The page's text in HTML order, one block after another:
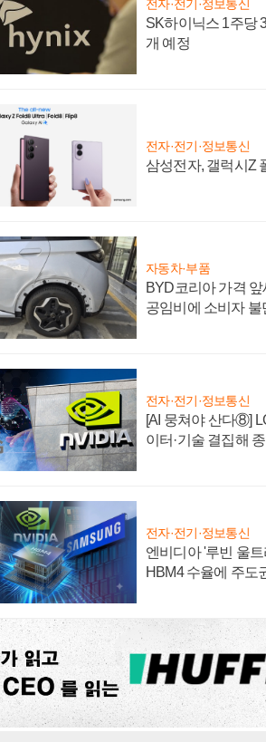
전자·전기·정보통신
SK하이닉스 1주당
개 예정
전자·전기·정보통신
삼성전자, 갤럭시Z
자동차·부품
BYD코리아 가격
공임비에 소비자 불
전자·전기·정보통신
[AI 뭉쳐야 산다⑧]
이터·기술 결집해
전자·전기·정보통신
엔비디아 '루빈 울
HBM4 수율에 주도